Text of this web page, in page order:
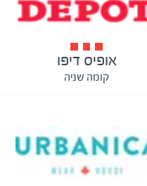
אופיס דיפו
קומה שניה